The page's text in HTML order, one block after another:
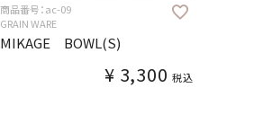
商品番号：ac-09
GRAIN WARE
MIKAGE BOWL(S)
¥ 3,300 税込